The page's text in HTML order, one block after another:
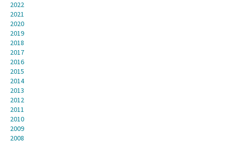
2022
2021
2020
2019
2018
2017
2016
2015
2014
2013
2012
2011
2010
2009
2008